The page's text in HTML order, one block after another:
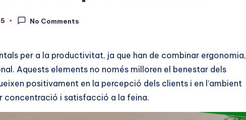
No Comments
per a la productivitat, ja que han de combinar ergonomia,
Aquests elements no només milloren el benestar dels
positivament en la percepció dels clients i en l’ambient
concentració i satisfacció a la feina.